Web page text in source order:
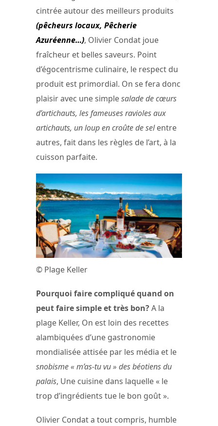
cintrée autour des meilleurs produits
(pêcheurs locaux, Pêcherie
Azuréenne…), Olivier Condat joue
fraîcheur et belles saveurs. Point
d’égocentrisme culinaire, le respect du
produit est primordial. On se fera donc
plaisir avec une simplesalade de cœurs
d’artichauts, les fameuses ravioles aux
artichauts, un loup en croûte de selentre
autres, fait dans les règles de l’art, à la
cuisson parfaite.
© Plage Keller
Pourquoi faire compliqué quand on
peut faire simple et très bon?A la
plage Keller, On est loin des recettes
alambiquées d’une gastronomie
mondialisée attisée par les média et le
snobisme « m’as-tu vu » des béotiens du
palais, Une cuisine dans laquelle « le
trop d’ingrédients tue le bon goût ».
Olivier Condat a tout compris, humble